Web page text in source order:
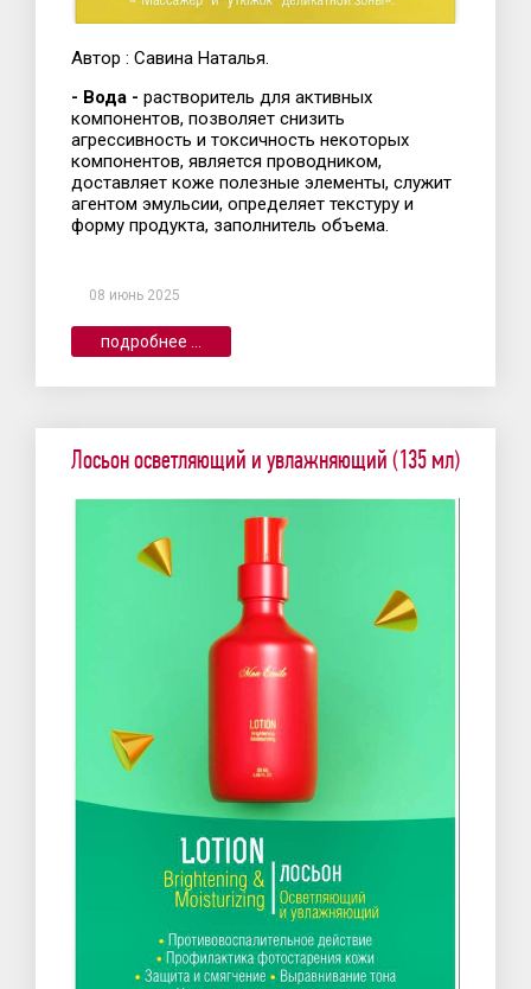
Автор : Савина Наталья.
- Вода - растворитель для активных
компонентов, позволяет снизить
агрессивность и токсичность некоторых
компонентов, является проводником,
доставляет коже полезные элементы, служит
агентом эмульсии, определяет текстуру и
форму продукта, заполнитель объема.
08 июнь 2025
подробнее ...
Лосьон осветляющий и увлажняющий (135 мл)